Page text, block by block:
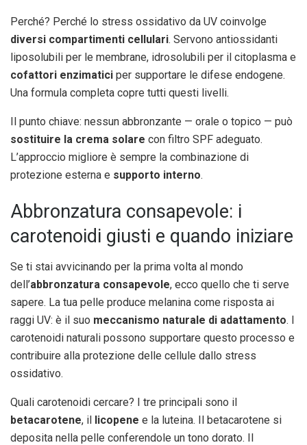
Perché? Perché lo stress ossidativo da UV coinvolge
diversi compartimenti cellulari. Servono antiossidanti
liposolubili per le membrane, idrosolubili per il citoplasma e
cofattori enzimatici per supportare le difese endogene.
Una formula completa copre tutti questi livelli.
Il punto chiave: nessun abbronzante — orale o topico — può
sostituire la crema solare con filtro SPF adeguato.
L’approccio migliore è sempre la combinazione di
protezione esterna e supporto interno.
Abbronzatura consapevole: i
carotenoidi giusti e quando iniziare
Se ti stai avvicinando per la prima volta al mondo
dell’abbronzatura consapevole, ecco quello che ti serve
sapere. La tua pelle produce melanina come risposta ai
raggi UV: è il suo meccanismo naturale di adattamento. I
carotenoidi naturali possono supportare questo processo e
contribuire alla protezione delle cellule dallo stress
ossidativo.
Quali carotenoidi cercare? I tre principali sono il
betacarotene, il licopene e la luteina. Il betacarotene si
deposita nella pelle conferendole un tono dorato. Il